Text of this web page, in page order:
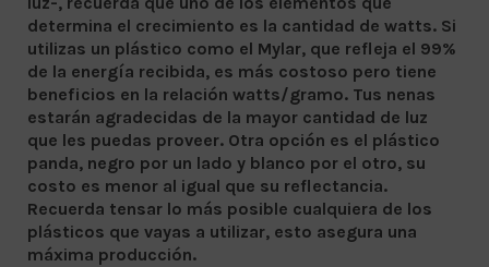
determina el crecimiento es la cantidad de watts. Si
utilizas un plástico como el Mylar, que refleja el 99%
de la energía recibida, es más costoso pero tiene
beneficios en la relación watts/gramo. Tus nenas
estarán agradecidas de la mayor cantidad de luz
que les puedas proveer. Otra opción es el plástico
panda, negro por un lado y blanco por el otro, su
costo es menor al igual que su reflectancia.
Recuerda tensar lo más posible cualquiera de los
plásticos que vayas a utilizar, esto asegura una
máxima producción.